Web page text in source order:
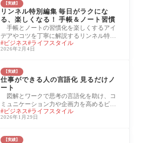
【実績】
リンネル特別編集 毎日がラクにな
る、楽しくなる！ 手帳＆ノート習慣
手帳とノートの習慣化を楽しくするアイ
デアやコツを丁寧に解説するリンネル特別
編集ムック。 出版社 : 宝島社 発売日 : 2025/0
9/03
ビジネス ライフスタイル
2026年2月4日
【実績】
仕事ができる人の言語化 見るだけノ
ート
図解とワークで思考の言語化を助け、コ
ミュニケーション力や企画力を高めるビジ
ネス実用ノート。 出版社 : 宝島社 監修：さ
わら
ビジネス ライフスタイル
2026年1月29日
【実績】